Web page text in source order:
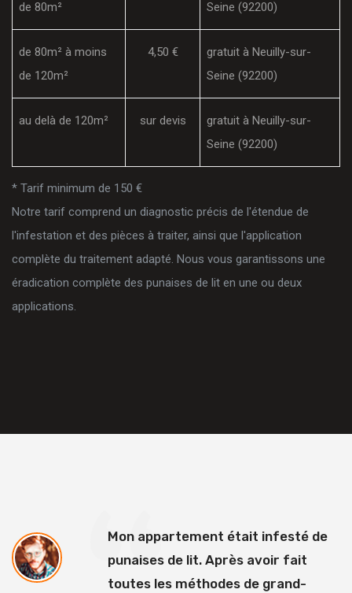
de 80m² Seine (92200)
de 80m² à moins
de 120m²
4,50 €
gratuit à Neuilly-sur-
Seine (92200)
au delà de 120m² sur devis
gratuit à Neuilly-sur-
Seine (92200)
* Tarif minimum de 150 €
Notre tarif comprend un diagnostic précis de l'étendue de
l'infestation et des pièces à traiter, ainsi que l'application
complète du traitement adapté. Nous vous garantissons une
éradication complète des punaises de lit en une ou deux
applications.
Mon appartement était infesté de
punaises de lit. Après avoir fait
toutes les méthodes de grand-